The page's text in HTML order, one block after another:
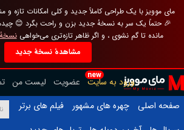
مای موویز با یک طراحی کاملاً جدید و کلی امکانات تازه و
🎉 حتماً یک سر به نسخهٔ جدید بزن و راحت بگرد 😊
مانده تا گم نشوی ، و اگر ظاهر تازه‌تری می‌خواهی
مشاهدهٔ نسخهٔ جدید
new
ورود به سایت عضویت لیست من
صفحه اصلی
چهره های مشهور
فیلم های برتر